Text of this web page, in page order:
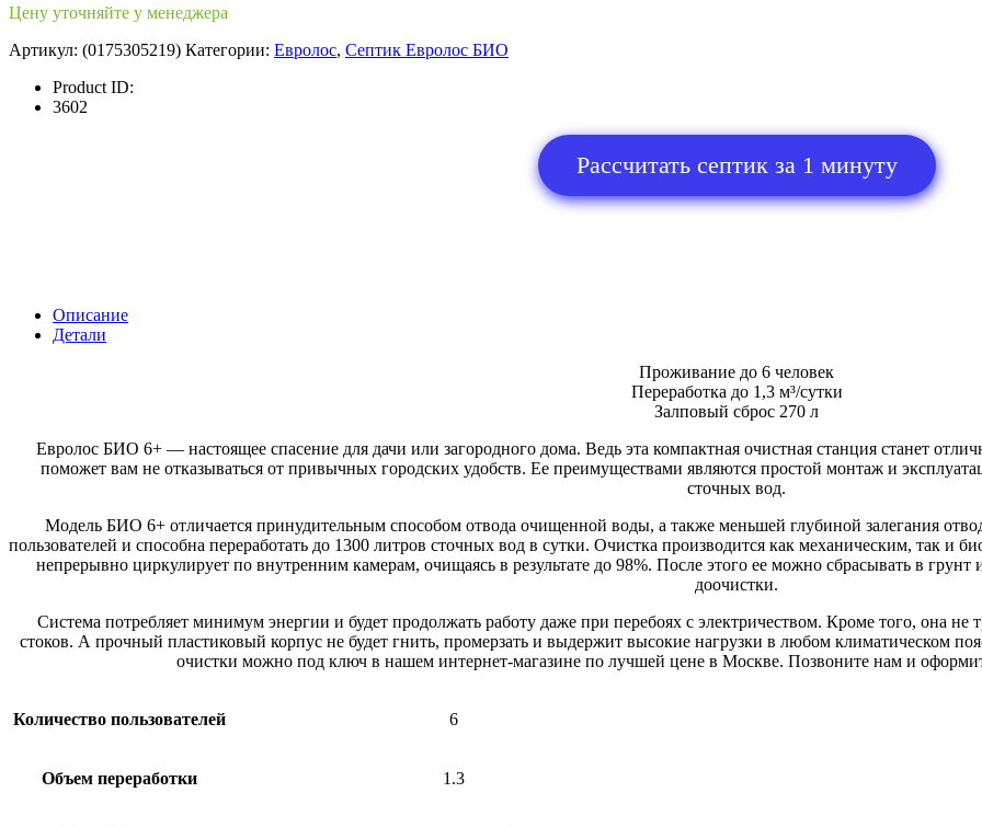
Цену уточняйте у менеджера
Артикул: (0175305219) Категории: Евролос, Септик Евролос БИО
Product ID:
3602
Рассчитать септик за 1 минуту
Описание
Детали
Проживание до 6 человек
Переработка до 1,3 м³/сутки
Залповый сброс 270 л
Евролос БИО 6+ — настоящее спасение для дачи или загородного дома. Ведь эта компактная очистная станция станет
поможет вам не отказываться от привычных городских удобств. Ее преимуществами являются простой монтаж и
сточных вод.
Модель БИО 6+ отличается принудительным способом отвода очищенной воды, а также меньшей глубиной залегания
пользователей и способна переработать до 1300 литров сточных вод в сутки. Очистка производится как механическим, так и
непрерывно циркулирует по внутренним камерам, очищаясь в результате до 98%. После этого ее можно сбрасывать в
доочистки.
Система потребляет минимум энергии и будет продолжать работу даже при перебоях с электричеством. Кроме того, она не
стоков. А прочный пластиковый корпус не будет гнить, промерзать и выдержит высокие нагрузки в любом климатическом
очистки можно под ключ в нашем интернет-магазине по лучшей цене в Москве. Позвоните нам и
Количество пользователей 6
Объем переработки 1.3